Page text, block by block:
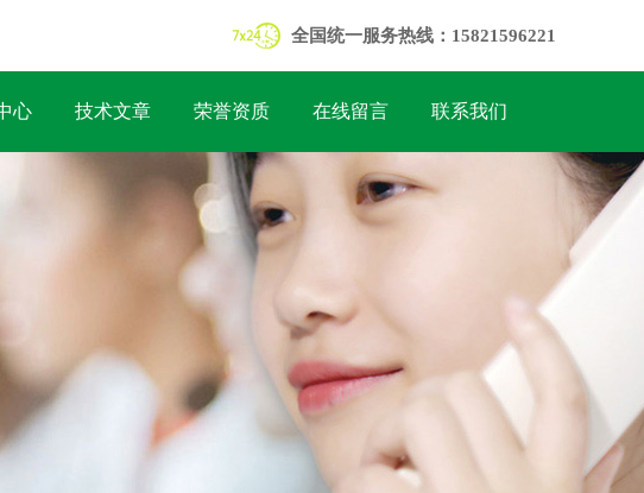
全国统一服务热线：15821596221
心 技术文章 荣誉资质 在线留言 联系我们